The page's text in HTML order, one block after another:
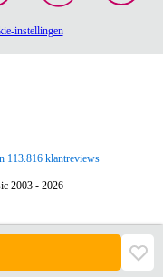
instellingen
113.816 klantreviews
2003 - 2026